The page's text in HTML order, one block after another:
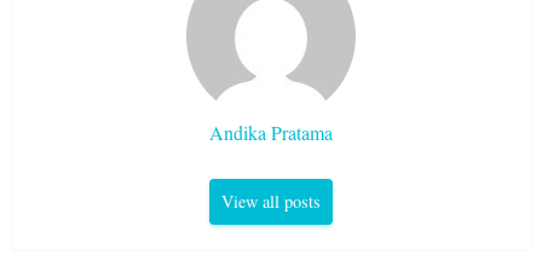
Andika Pratama
View all posts